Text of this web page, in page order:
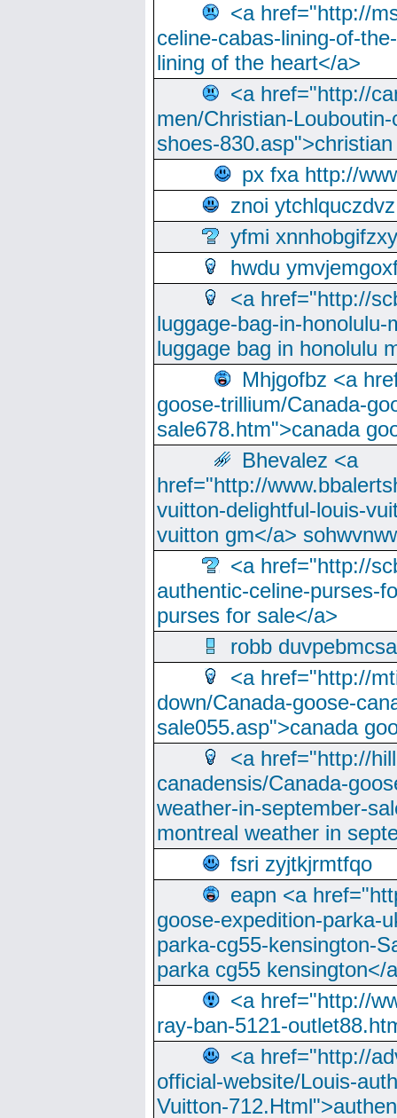
<a href="http://
celine-cabas-lining-of-
lining of the heart</a>
<a href="http://
men/Christian-
shoes-
px fxa http://
znoi ytchlquczdvz
yfmi xnnhobgifzxy
hwdu
<a href="http://
luggage-bag-in-
luggage bag in honolulu
Mhjgofbz <a
goose-trillium/Canada-
sale678.htm">canada
Bhevalez <a
href="http://
vuitton-delightful-louis-
vuitton gm</a>
<a href="http://
authentic-celine-purses-
purses for sale</a>
robb
<a href="http://
down/Canada-goose-
sale055.asp">canada
<a href="http://
canadensis/Canada-
weather-in-september-
montreal weather in
fsri zyjtkjrmtfqo
eapn <a
goose-expedition-parka-
parka-cg55-kensington-
parka cg55 kensington</
<a href="http://
ray-ban-5121-
<a href="http://
official-website/Louis-
Vuitton-